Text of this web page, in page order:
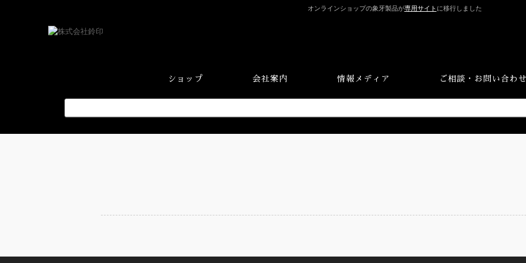
オンラインショップの象牙製品が専用サイト に移行しました
ショップ 会社案内 情報メディア ご相談・お問い合わ